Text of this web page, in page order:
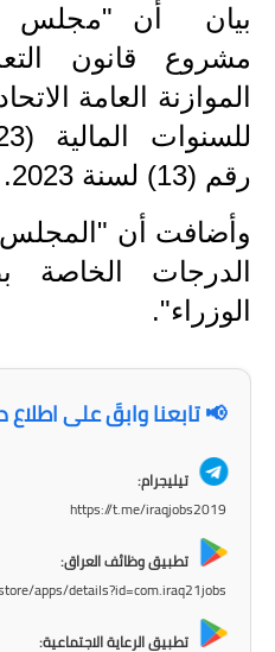
بيان أن "مجلس
مشروع قانون
الموازنة العامة
رقم (13) لسنة 2023
.
وأضافت أن
الدرجات
الوزراء".
📢 تابعنا وابقَ على اطلاع
تيليجرام:
https://t.me/iraqjobs2019
تطبيق وظائف العراق:
apps/details?id=com.iraq21jobs
تطبيق الرعاية الاجتماعية: